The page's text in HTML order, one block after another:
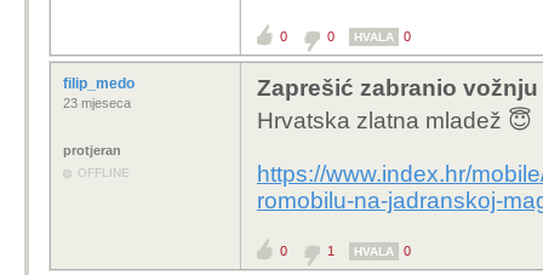
0 0 HVALA 0
filip_medo
23 mjeseca
protjeran
OFFLINE
Zaprešić zabranio
Hrvatska zlatna mladež 😇
https://www.index.hr/
romobilu-na-jadranskoj-
0 1 HVALA 0